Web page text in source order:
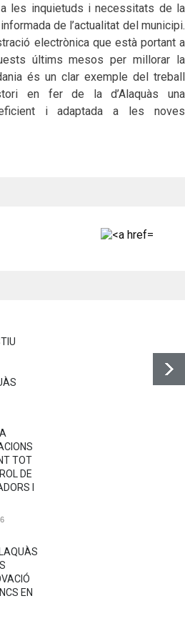
les inquietuds i necessitats de la
de l’actualitat del municipi.
electrònica que està portant a
últims mesos per millorar la
és un clar exemple del treball
en fer de la d’Alaquàs una
eficient i adaptada a les noves
TOT
DE
I
EN